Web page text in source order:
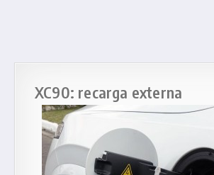
XC90: recarga externa